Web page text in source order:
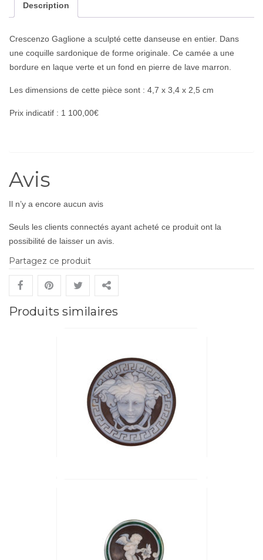
Description
Crescenzo Gaglione a sculpté cette danseuse en entier. Dans
une coquille sardonique de forme originale. Ce camée a une
bordure en laque verte et un fond en pierre de lave marron.
Les dimensions de cette pièce sont : 4,7 x 3,4 x 2,5 cm
Prix indicatif : 1 100,00€
Avis
Il n’y a encore aucun avis
Seuls les clients connectés ayant acheté ce produit ont la
possibilité de laisser un avis.
Partagez ce produit
Produits similaires